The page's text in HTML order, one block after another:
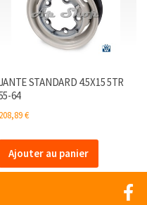
STANDARD 4.5X15 5TR
64
208,89€
Ajouter au panier